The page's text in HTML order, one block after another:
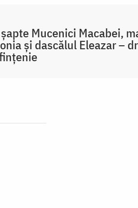
Mucenici Macabei,
și dascălul Eleazar –